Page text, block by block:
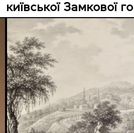
київської Замкової